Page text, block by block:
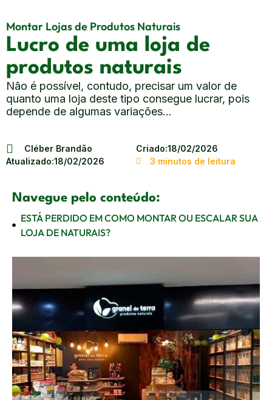
Montar Lojas de Produtos Naturais
Lucro de uma loja de
produtos naturais
Não é possível, contudo, precisar um valor de
quanto uma loja deste tipo consegue lucrar, pois
depende de algumas variações...
Cléber Brandão Criado:18/02/2026
Atualizado:18/02/2026 3 minutos de leitura
Navegue pelo conteúdo:
ESTÁ PERDIDO EM COMO MONTAR OU ESCALAR SUA
LOJA DE NATURAIS?